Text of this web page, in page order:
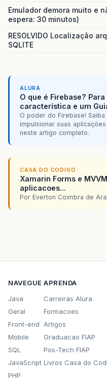
Emulador demora muito e
espera: 30 minutos)
RESOLVIDO Localização
SQLITE
ALURA
O que é Firebase?
característica e um
O poder do Firebase!
impulsionar suas
neste artigo completo.
CASA DO CODIGO
Xamarin Forms e
aplicacoes...
Por Everton Coimbra de
NAVEGUE
Java
Geral
Front-end
Mobile
SQL
JavaScript
PHP
APRENDA
Carreiras Alura
Formacoes
Artigos
Graduacao FIAP
Pos-Tech FIAP
Livros Casa do